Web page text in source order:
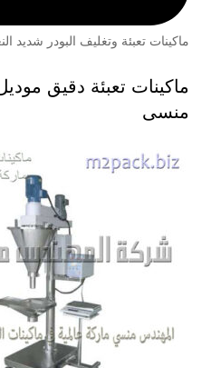
ماكينات تعبئة وتغليف البودر شديد
منسى